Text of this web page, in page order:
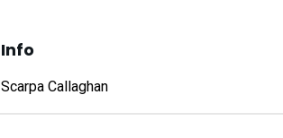
Info
Scarpa Callaghan